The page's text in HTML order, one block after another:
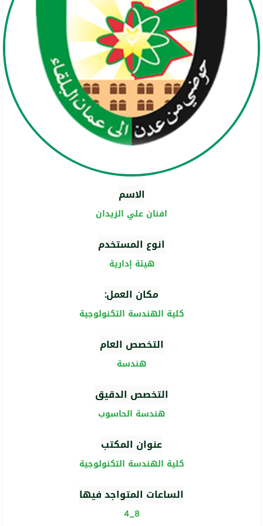
الاسم
افنان علي الزيدان
انوع المستخدم
هيئة إدارية
مكان العمل:
كلية الهندسة التكنولوجية
التخصص العام
هندسة
التخصص الدقيق
هندسة الحاسوب
عنوان المكتب
كلية الهندسة التكنولوجية
الساعات المتواجد فيها
8_4